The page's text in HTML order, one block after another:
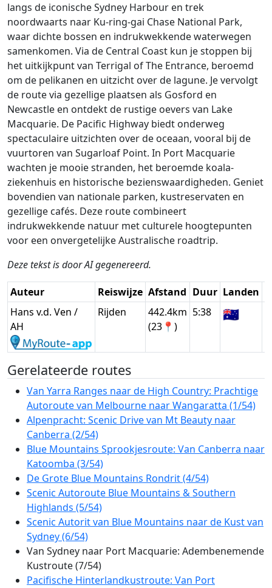
langs de iconische Sydney Harbour en trek
noordwaarts naar Ku-ring-gai Chase National Park,
waar dichte bossen en indrukwekkende waterwegen
samenkomen. Via de Central Coast kun je stoppen bij
het uitkijkpunt van Terrigal of The Entrance, beroemd
om de pelikanen en uitzicht over de lagune. Je vervolgt
de route via gezellige plaatsen als Gosford en
Newcastle en ontdekt de rustige oevers van Lake
Macquarie. De Pacific Highway biedt onderweg
spectaculaire uitzichten over de oceaan, vooral bij de
vuurtoren van Sugarloaf Point. In Port Macquarie
wachten je mooie stranden, het beroemde koala-
ziekenhuis en historische bezienswaardigheden. Geniet
bovendien van nationale parken, kustreservaten en
gezellige cafés. Deze route combineert
indrukwekkende natuur met culturele hoogtepunten
voor een onvergetelijke Australische roadtrip.
Deze tekst is door AI gegenereerd.
Auteur Reiswijze Afstand Duur Landen
Hans v.d. Ven /
AH
Rijden
442.4km
(23📍)
5:38 🇦🇺
Gerelateerde routes
Van Yarra Ranges naar de High Country: Prachtige
Autoroute van Melbourne naar Wangaratta (1/54)
Alpenpracht: Scenic Drive van Mt Beauty naar
Canberra (2/54)
Blue Mountains Sprookjesroute: Van Canberra naar
Katoomba (3/54)
De Grote Blue Mountains Rondrit (4/54)
Scenic Autoroute Blue Mountains & Southern
Highlands (5/54)
Scenic Autorit van Blue Mountains naar de Kust van
Sydney (6/54)
Van Sydney naar Port Macquarie: Adembenemende
Kustroute (7/54)
Pacifische Hinterlandkustroute: Van Port